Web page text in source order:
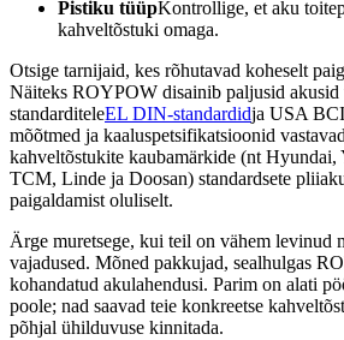
Pistiku tüüpKontrollige, et aku
kahveltõstuki omaga.
Otsige tarnijaid, kes rõhutavad koheselt
Näiteks ROYPOW disainib paljusid akusid
standarditeleEL DIN-standardidja USA
mõõtmed ja kaaluspetsifikatsioonid
kahveltõstukite kaubamärkide (nt Hyundai,
TCM, Linde ja Doosan) standardsete
paigaldamist oluliselt.
Ärge muretsege, kui teil on vähem levinud
vajadused. Mõned pakkujad, sealhulgas
kohandatud akulahendusi. Parim on alati
poole; nad saavad teie konkreetse
põhjal ühilduvuse kinnitada.